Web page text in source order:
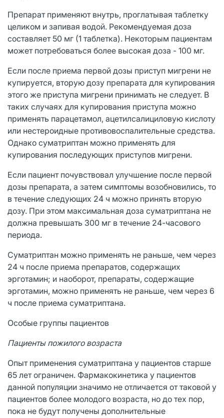
Препарат применяют внутрь, проглатывая таблетку
целиком и запивая водой. Рекомендуемая доза
составляет 50 мг (1 таблетка). Некоторым пациентам
может потребоваться более высокая доза - 100 мг.
Если после приема первой дозы приступ мигрени не
купируется, вторую дозу препарата для купирования
этого же приступа мигрени принимать не следует. В
таких случаях для купирования приступа можно
применять парацетамол, ацетилсалициловую кислоту
или нестероидные противовоспалительные средства.
Однако суматриптан можно применять для
купирования последующих приступов мигрени.
Если пациент почувствовал улучшение после первой
дозы препарата, а затем симптомы возобновились, то
в течение следующих 24 ч можно принять вторую
дозу. При этом максимальная доза суматриптана не
должна превышать 300 мг в течение 24-часового
периода.
Суматриптан можно применять не раньше, чем через
24 ч после приема препаратов, содержащих
эрготамин; и наоборот, препараты, содержащие
эрготамин, можно применять не раньше, чем через 6
ч после приема суматриптана.
Особые группы пациентов
Пациенты пожилого возраста
Опыт применения суматриптана у пациентов старше
65 лет ограничен. Фармакокинетика у пациентов
данной популяции значимо не отличается от таковой у
пациентов более молодого возраста, но до тех пор,
пока не будут получены дополнительные